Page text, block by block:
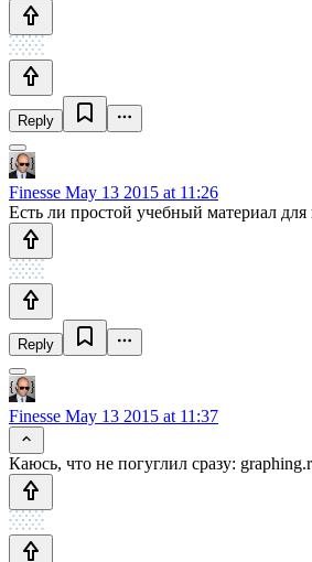
Reply
Finesse May 13 2015 at 11:26
Есть ли простой учебный материал
Reply
Finesse May 13 2015 at 11:37
Каюсь, что не погуглил сразу: